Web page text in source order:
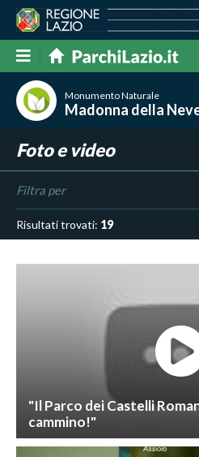
Monumento Naturale
Madonna della
Foto e video
Filtra per
Risultati trovati: 19
"Il Parco dei Castelli
cammino!"